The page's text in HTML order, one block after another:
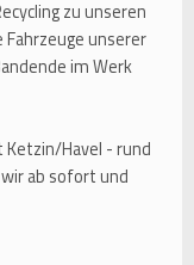
zu unseren
unserer
im Werk
Havel - rund
ab sofort und